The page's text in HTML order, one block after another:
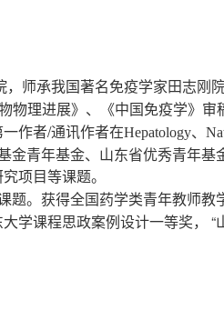
师承我国著名免疫学家田志刚院
物理进展》、《中国免疫学》审
一作者/通讯作者在Hepatology、
金青年基金、山东省优秀青年
项目等课题。
题。获得全国药学类青年教师
学课程思政案例设计一等奖，
“